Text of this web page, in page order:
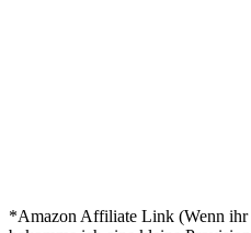
*Amazon Affiliate Link (Wenn ihr